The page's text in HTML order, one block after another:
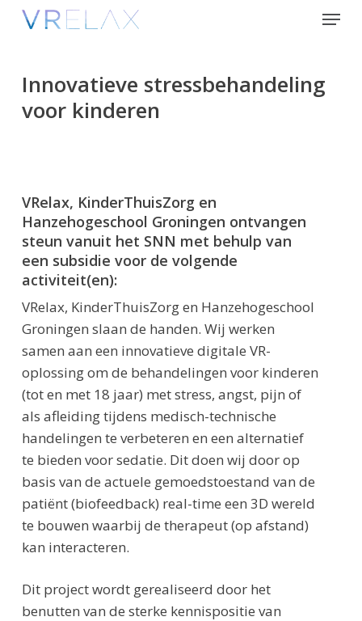
Skip
content
Menu
Innovatieve stressbehandeling
voor kinderen
VRelax, KinderThuisZorg en
Hanzehogeschool Groningen ontvangen
steun vanuit het SNN met behulp van
een subsidie voor de volgende
activiteit(en):
VRelax, KinderThuisZorg en Hanzehogeschool
Groningen slaan de handen. Wij werken
samen aan een innovatieve digitale VR-
oplossing om de behandelingen voor kinderen
(tot en met 18 jaar) met stress, angst, pijn of
als afleiding tijdens medisch-technische
handelingen te verbeteren en een alternatief
te bieden voor sedatie. Dit doen wij door op
basis van de actuele gemoedstoestand van de
patiënt (biofeedback) real-time een 3D wereld
te bouwen waarbij de therapeut (op afstand)
kan interacteren.
Dit project wordt gerealiseerd door het
benutten van de sterke kennispositie van